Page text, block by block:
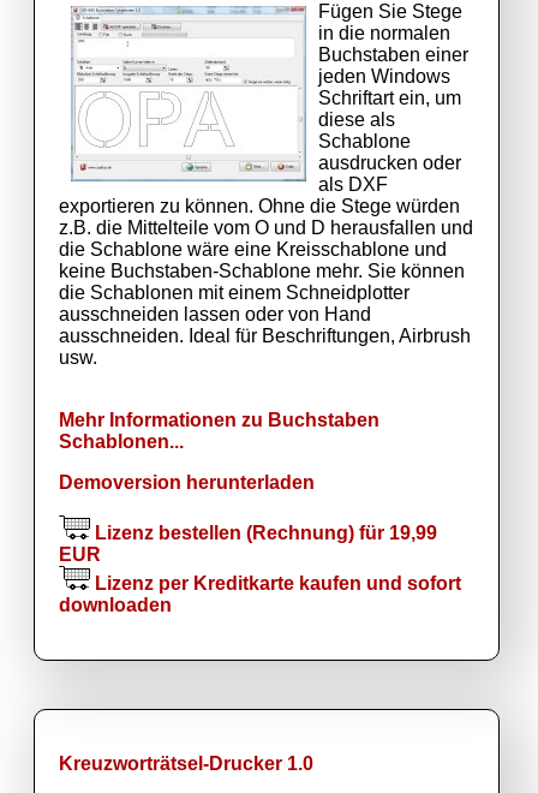
Fügen Sie Stege
in die normalen
Buchstaben einer
jeden Windows
Schriftart ein, um
diese als
Schablone
ausdrucken oder
als DXF
exportieren zu können. Ohne die Stege würden
z.B. die Mittelteile vom O und D herausfallen und
die Schablone wäre eine Kreisschablone und
keine Buchstaben-Schablone mehr. Sie können
die Schablonen mit einem Schneidplotter
ausschneiden lassen oder von Hand
ausschneiden. Ideal für Beschriftungen, Airbrush
usw.
Mehr Informationen zu Buchstaben
Schablonen...
Demoversion herunterladen
Lizenz bestellen (Rechnung) für 19,99
EUR
Lizenz per Kreditkarte kaufen und sofort
downloaden
Kreuzworträtsel-Drucker 1.0